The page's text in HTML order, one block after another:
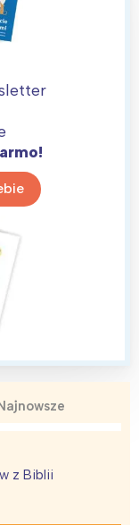
Najnowsze
z Biblii